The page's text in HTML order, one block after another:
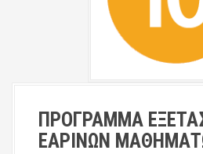
ΠΡΟΓΡΑΜΜΑ
ΕΑΡΙΝΩΝ